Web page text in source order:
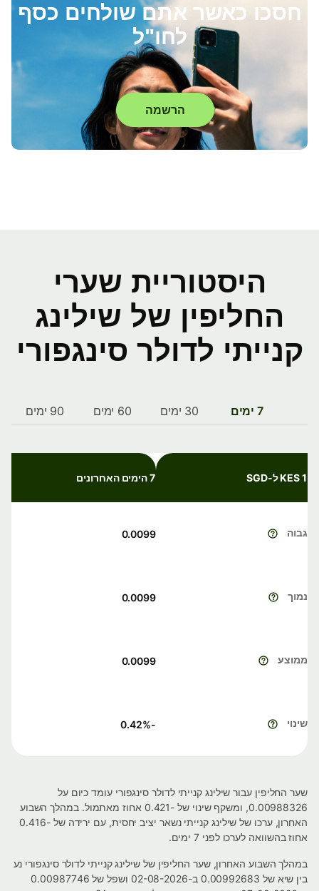
חסכו כאשר אתם שולחים כסף
לחו"ל
הרשמה
היסטוריית שערי
החליפין של שילינג
קנייתי לדולר סינגפורי
7 ימים 30 ימים 60 ימים 90 ימים
1 KES ל-SGD 7 הימים האחרונים
גבוה 0.0099
נמוך 0.0099
ממוצע 0.0099
שינוי -0.42
%
שער החליפין עבור שילינג קנייתי לדולר סינגפורי עומד כיום על
0.00988326, ומשקף שינוי של -0.421 אחוז מאתמול. במהלך השבוע
האחרון, ערכו של שילינג קנייתי נשאר יציב יחסית, עם ירידה של -0.416
אחוז בהשוואה לערכו לפני 7 ימים.
במהלך השבוע האחרון, שער החליפין של שילינג קנייתי לדולר סינגפורי נע
בין שיא של 0.00992683 ב-02-08-2026 ושפל של 0.00987746